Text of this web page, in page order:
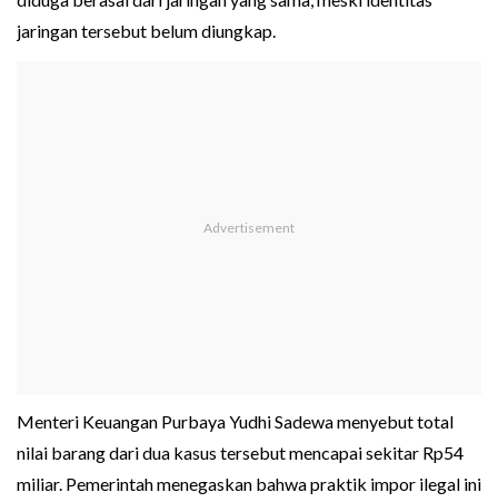
jaringan tersebut belum diungkap.
Menteri Keuangan Purbaya Yudhi Sadewa menyebut total
nilai barang dari dua kasus tersebut mencapai sekitar Rp54
miliar. Pemerintah menegaskan bahwa praktik impor ilegal ini